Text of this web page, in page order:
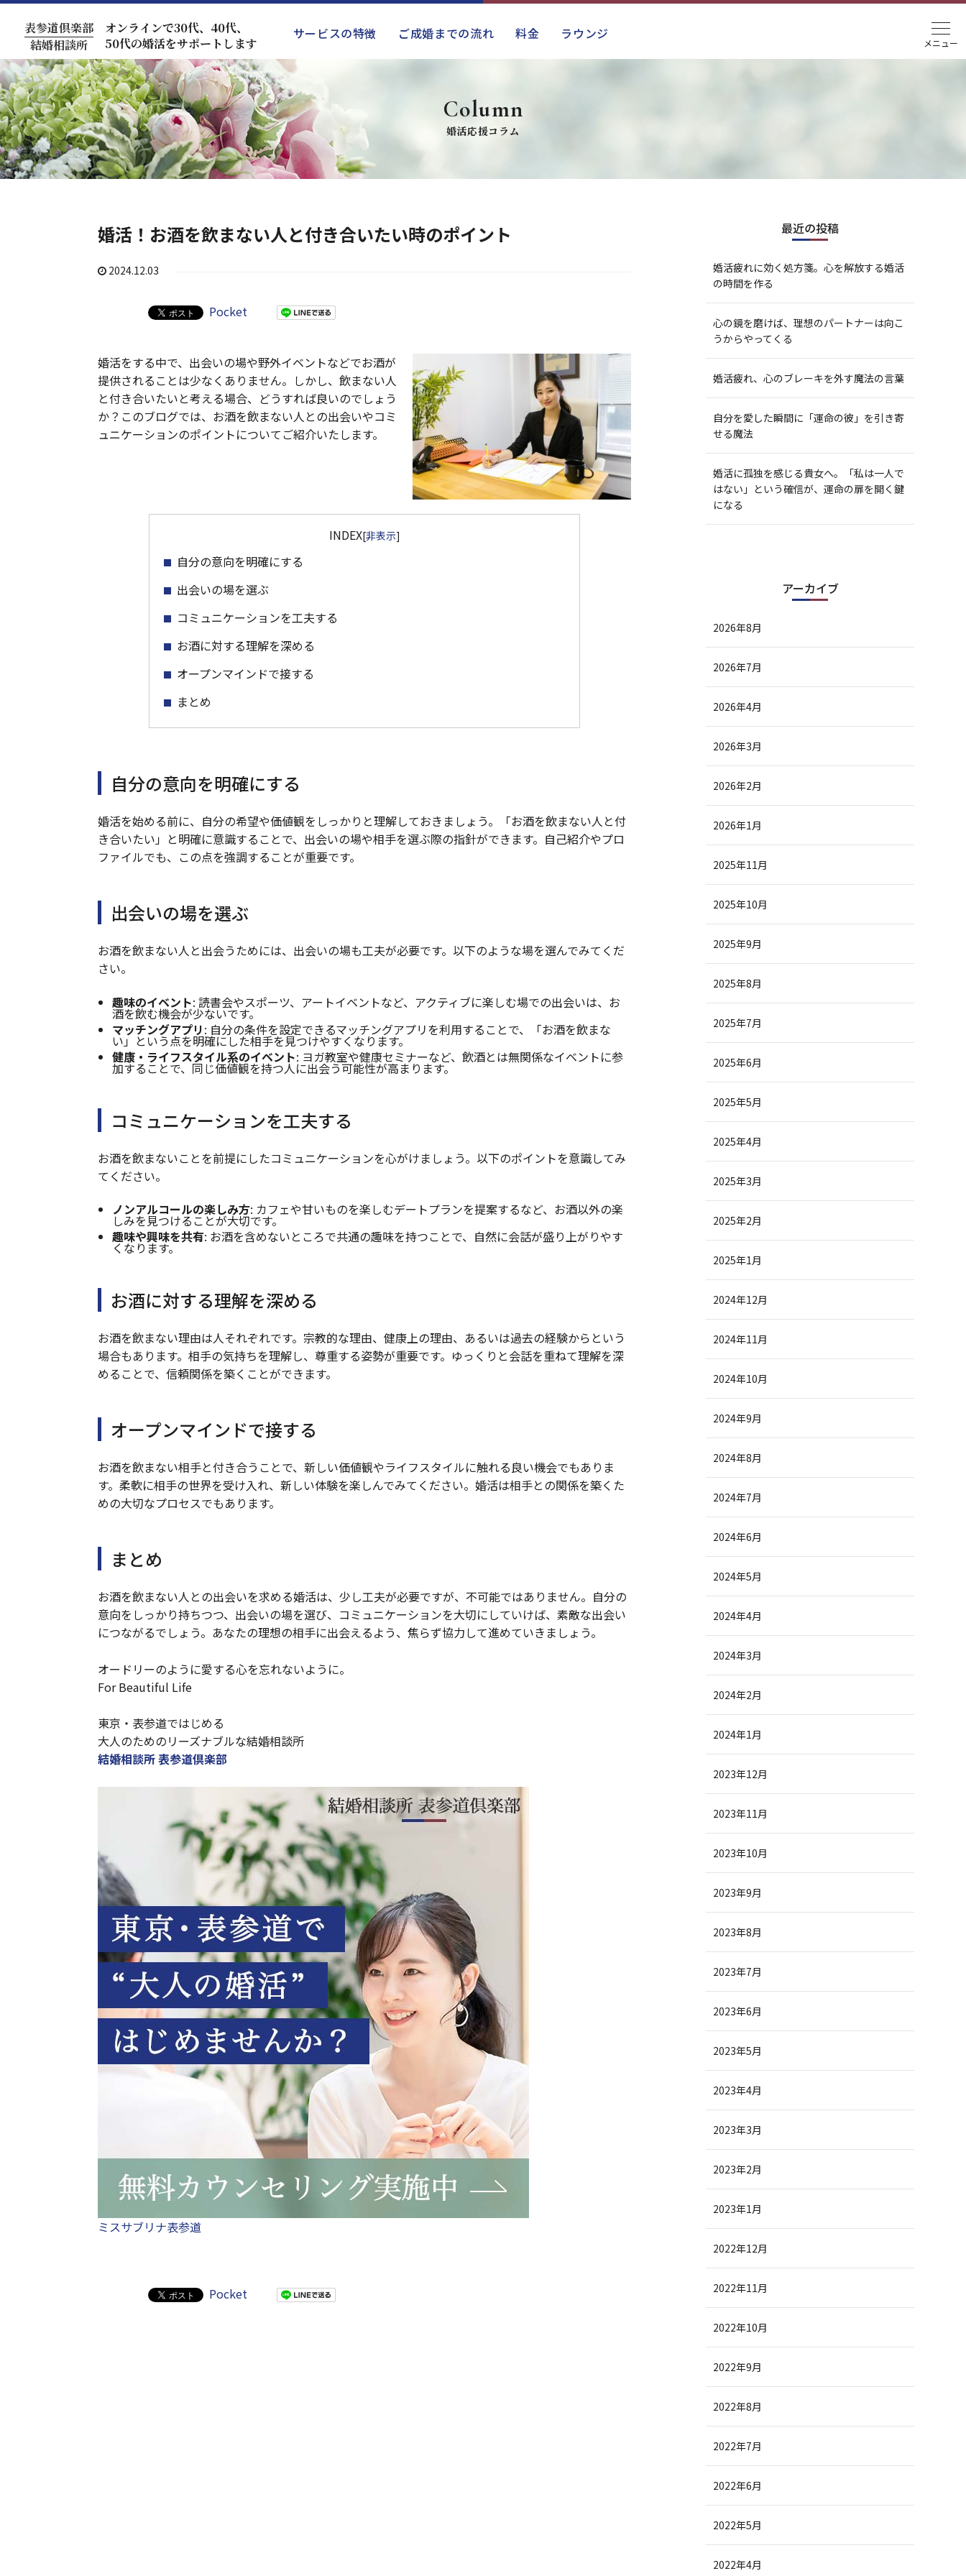
結婚相談所
表参道倶楽部
オンラインで30代、40代、
50代の婚活をサポートします
サービスの特徴 ご成婚までの流れ 料金 ラウンジ
Column
婚活応援コラム
婚活！お酒を飲まない人と付き合いたい時のポイント
2024.12.03
Pocket
婚活をする中で、出会いの場や野外イベントなどでお酒が
提供されることは少なくありません。しかし、飲まない人
と付き合いたいと考える場合、どうすれば良いのでしょう
か？このブログでは、お酒を飲まない人との出会いやコミ
ュニケーションのポイントについてご紹介いたします。
INDEX[非表示]
自分の意向を明確にする
出会いの場を選ぶ
コミュニケーションを工夫する
お酒に対する理解を深める
オープンマインドで接する
まとめ
自分の意向を明確にする
婚活を始める前に、自分の希望や価値観をしっかりと理解しておきましょう。「お酒を飲まない人と付
き合いたい」と明確に意識することで、出会いの場や相手を選ぶ際の指針ができます。自己紹介やプロ
ファイルでも、この点を強調することが重要です。
出会いの場を選ぶ
お酒を飲まない人と出会うためには、出会いの場も工夫が必要です。以下のような場を選んでみてくだ
さい。
趣味のイベント: 読書会やスポーツ、アートイベントなど、アクティブに楽しむ場での出会いは、お
酒を飲む機会が少ないです。
マッチングアプリ: 自分の条件を設定できるマッチングアプリを利用することで、「お酒を飲まな
い」という点を明確にした相手を見つけやすくなります。
健康・ライフスタイル系のイベント: ヨガ教室や健康セミナーなど、飲酒とは無関係なイベントに参
加することで、同じ価値観を持つ人に出会う可能性が高まります。
コミュニケーションを工夫する
お酒を飲まないことを前提にしたコミュニケーションを心がけましょう。以下のポイントを意識してみ
てください。
ノンアルコールの楽しみ方: カフェや甘いものを楽しむデートプランを提案するなど、お酒以外の楽
しみを見つけることが大切です。
趣味や興味を共有: お酒を含めないところで共通の趣味を持つことで、自然に会話が盛り上がりやす
くなります。
お酒に対する理解を深める
お酒を飲まない理由は人それぞれです。宗教的な理由、健康上の理由、あるいは過去の経験からという
場合もあります。相手の気持ちを理解し、尊重する姿勢が重要です。ゆっくりと会話を重ねて理解を深
めることで、信頼関係を築くことができます。
オープンマインドで接する
お酒を飲まない相手と付き合うことで、新しい価値観やライフスタイルに触れる良い機会でもありま
す。柔軟に相手の世界を受け入れ、新しい体験を楽しんでみてください。婚活は相手との関係を築くた
めの大切なプロセスでもあります。
まとめ
お酒を飲まない人との出会いを求める婚活は、少し工夫が必要ですが、不可能ではありません。自分の
意向をしっかり持ちつつ、出会いの場を選び、コミュニケーションを大切にしていけば、素敵な出会い
につながるでしょう。あなたの理想の相手に出会えるよう、焦らず協力して進めていきましょう。
オードリーのように愛する心を忘れないように。
For Beautiful Life
東京・表参道ではじめる
大人のためのリーズナブルな結婚相談所
結婚相談所 表参道倶楽部
ミスサブリナ表参道
Pocket
最近の投稿
婚活疲れに効く処方箋。心を解放する婚活
の時間を作る
心の鏡を磨けば、理想のパートナーは向こ
うからやってくる
婚活疲れ、心のブレーキを外す魔法の言葉
自分を愛した瞬間に「運命の彼」を引き寄
せる魔法
婚活に孤独を感じる貴女へ。「私は一人で
はない」という確信が、運命の扉を開く鍵
になる
アーカイブ
2026年8月
2026年7月
2026年4月
2026年3月
2026年2月
2026年1月
2025年11月
2025年10月
2025年9月
2025年8月
2025年7月
2025年6月
2025年5月
2025年4月
2025年3月
2025年2月
2025年1月
2024年12月
2024年11月
2024年10月
2024年9月
2024年8月
2024年7月
2024年6月
2024年5月
2024年4月
2024年3月
2024年2月
2024年1月
2023年12月
2023年11月
2023年10月
2023年9月
2023年8月
2023年7月
2023年6月
2023年5月
2023年4月
2023年3月
2023年2月
2023年1月
2022年12月
2022年11月
2022年10月
2022年9月
2022年8月
2022年7月
2022年6月
2022年5月
2022年4月